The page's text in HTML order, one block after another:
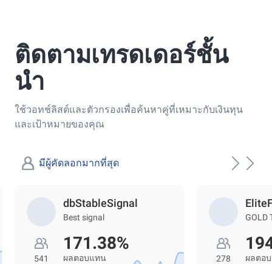
ติดตามเทรดเดอร์ชั้น
นำ
ใช้วอทช์ลิสต์และตัวกรองเพื่อค้นหาคู่ที่เหมาะกับเงินทุน
และเป้าหมายของคุณ
มีผู้คัดลอกมากที่สุด
dbStableSignal
Best signal
541
171.38%
ผลตอบแทน
GOLD
278 ผลตอ